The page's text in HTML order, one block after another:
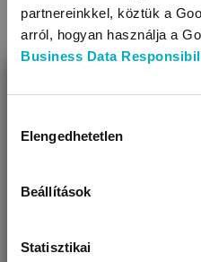
partnereinkkel, köztük a
arról, hogyan használja a
Business Data
kiválasztása
Elengedhetetlen
Beállítások
Statisztikai
5 590 Ft
2 795,00 Ft/db
Méret: 50,68,74
Úgy látjuk, most